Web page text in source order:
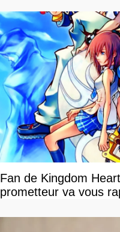
Fan de Kingdom
prometteur va vous